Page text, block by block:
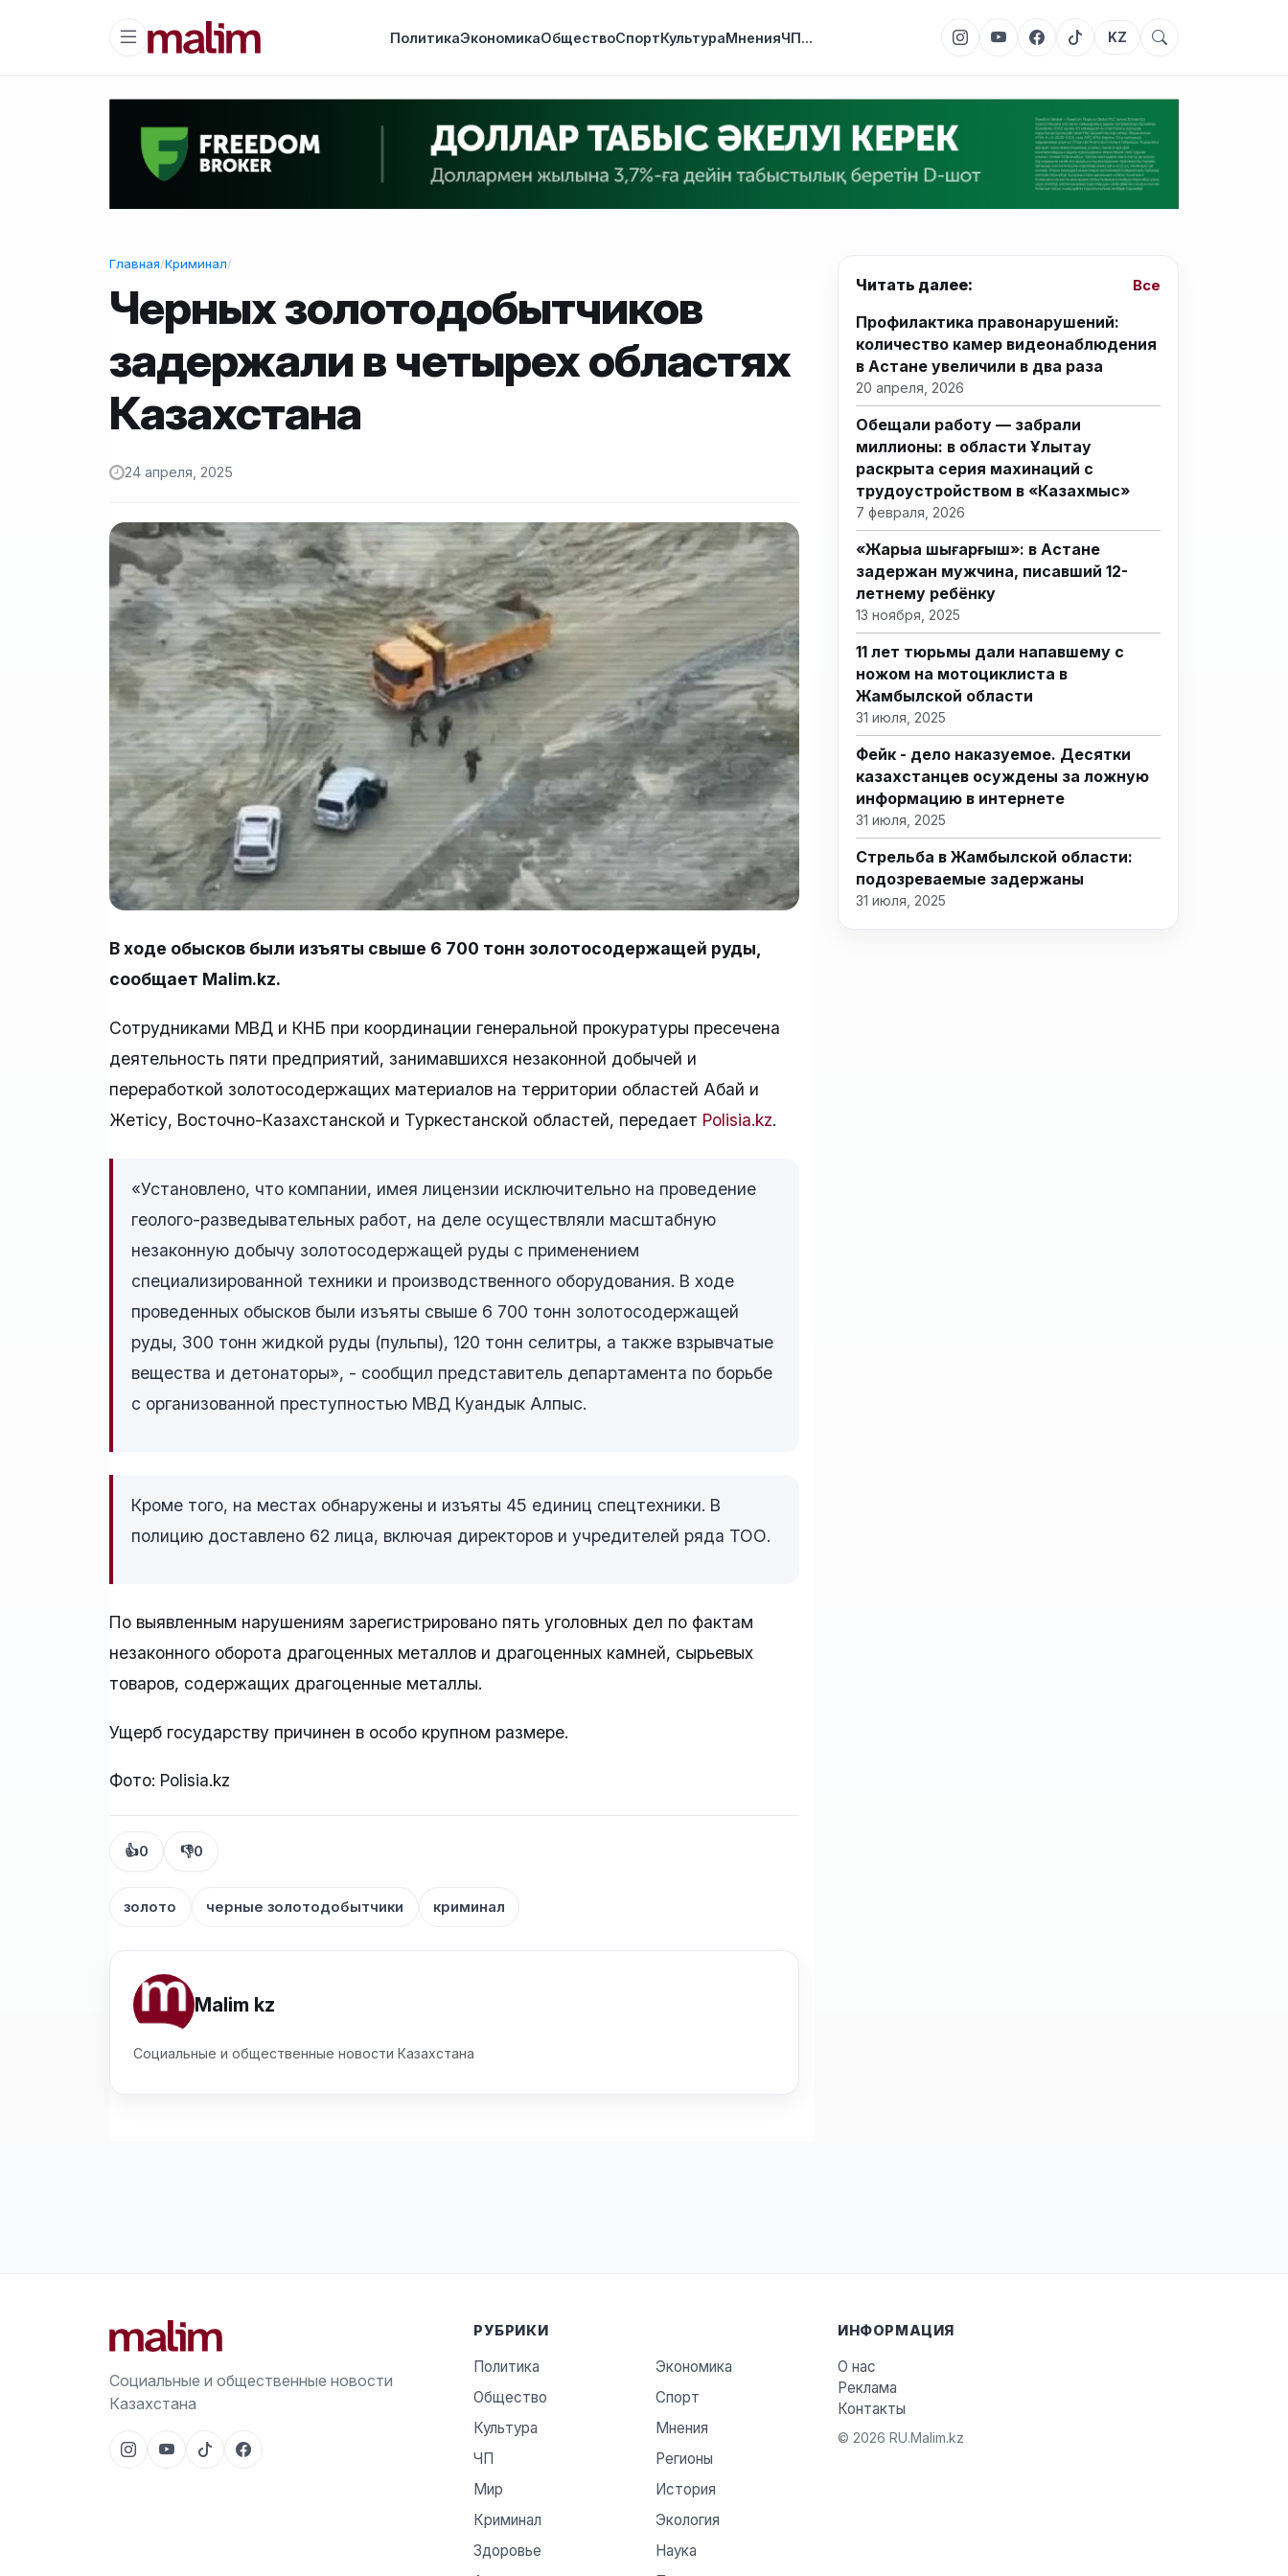
ПолитикаЭкономикаОбществоСпортКультураМненияЧП... KZ
Главная/Криминал/
Черных золотодобытчиков
задержали в четырех областях
Казахстана
24 апреля, 2025
В ходе обысков были изъяты свыше 6 700 тонн золотосодержащей руды,
сообщает Malim.kz.
Сотрудниками МВД и КНБ при координации генеральной прокуратуры пресечена
деятельность пяти предприятий, занимавшихся незаконной добычей и
переработкой золотосодержащих материалов на территории областей Абай и
Жетісу, Восточно-Казахстанской и Туркестанской областей, передает Polisia.kz.
«Установлено, что компании, имея лицензии исключительно на проведение
геолого-разведывательных работ, на деле осуществляли масштабную
незаконную добычу золотосодержащей руды с применением
специализированной техники и производственного оборудования. В ходе
проведенных обысков были изъяты свыше 6 700 тонн золотосодержащей
руды, 300 тонн жидкой руды (пульпы), 120 тонн селитры, а также взрывчатые
вещества и детонаторы», - сообщил представитель департамента по борьбе
с организованной преступностью МВД Куандык Алпыс.
Кроме того, на местах обнаружены и изъяты 45 единиц спецтехники. В
полицию доставлено 62 лица, включая директоров и учредителей ряда ТОО.
По выявленным нарушениям зарегистрировано пять уголовных дел по фактам
незаконного оборота драгоценных металлов и драгоценных камней, сырьевых
товаров, содержащих драгоценные металлы.
Ущерб государству причинен в особо крупном размере.
Фото: Polisia.kz
👍0 👎0
золото черные золотодобытчики криминал
Malim kz
Социальные и общественные новости Казахстана
Читать далее: Все
Профилактика правонарушений:
количество камер видеонаблюдения
в Астане увеличили в два раза
20 апреля, 2026
Обещали работу — забрали
миллионы: в области Ұлытау
раскрыта серия махинаций с
трудоустройством в «Казахмыс»
7 февраля, 2026
«Жарыққа шығарғыш»: в Астане
задержан мужчина, писавший 12-
летнему ребёнку
13 ноября, 2025
11 лет тюрьмы дали напавшему с
ножом на мотоциклиста в
Жамбылской области
31 июля, 2025
Фейк - дело наказуемое. Десятки
казахстанцев осуждены за ложную
информацию в интернете
31 июля, 2025
Стрельба в Жамбылской области:
подозреваемые задержаны
31 июля, 2025
Социальные и общественные новости
Казахстана
РУБРИКИ
Политика
Экономика
Общество
Спорт
Культура
Мнения
ЧП
Регионы
Мир
История
Криминал
Экология
Здоровье
Наука
ИНФОРМАЦИЯ
О нас
Реклама
Контакты
© 2026 RU.Malim.kz